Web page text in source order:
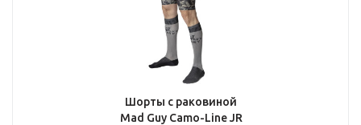
Шорты с раковиной
Mad Guy Camo-Line JR